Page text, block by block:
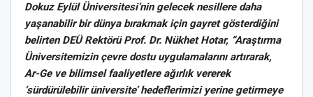
Dokuz Eylül Üniversitesi’nin gelecek nesillere daha
yaşanabilir bir dünya bırakmak için gayret gösterdiğini
belirten DEÜ Rektörü Prof. Dr. Nükhet Hotar, “Araştırma
Üniversitemizin çevre dostu uygulamalarını artırarak,
Ar-Ge ve bilimsel faaliyetlere ağırlık vererek
‘sürdürülebilir üniversite’ hedeflerimizi yerine getirmeye